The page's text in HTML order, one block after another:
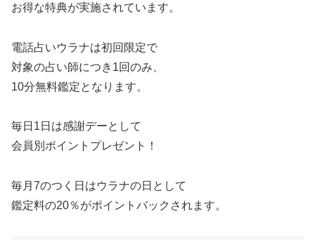
お得な特典が実施されています。
電話占いウラナは初回限定で
対象の占い師につき1回のみ、
10分無料鑑定となります。
毎日1日は感謝デーとして
会員別ポイントプレゼント！
毎月7のつく日はウラナの日として
鑑定料の20％がポイントバックされます。